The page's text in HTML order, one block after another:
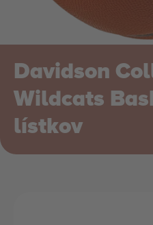
Davidson
Wildcats
lístkov